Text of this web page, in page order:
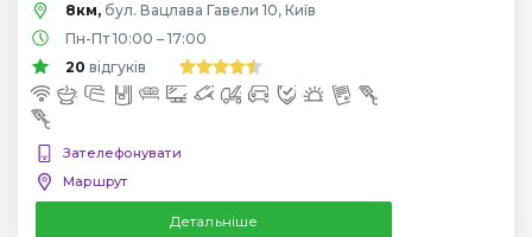
8км, бул. Вацлава Гавели 10, Київ
Пн-Пт 10:00 – 17:00
20 відгуків
Зателефонувати
Маршрут
Детальніше